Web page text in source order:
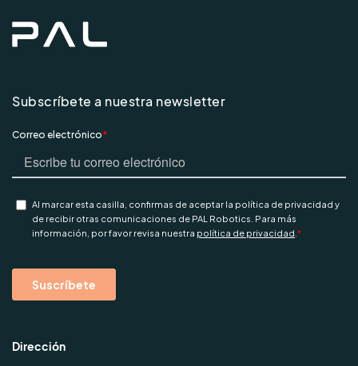
Subscríbete a nuestra newsletter
Dirección